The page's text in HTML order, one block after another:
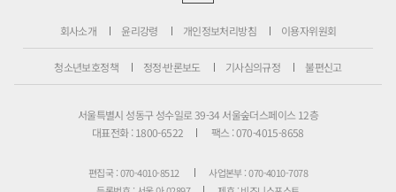
회사소개 윤리강령 개인정보처리방침 이용자위원회
청소년보호정책 정정·반론보도 기사심의규정 불편신고
서울특별시 성동구 성수일로 39-34 서울숲더스페이스 12층
대표전화 : 1800-6522
팩스 : 070-4015-8658
편집국 : 070-4010-8512
사업본부 : 070-4010-7078